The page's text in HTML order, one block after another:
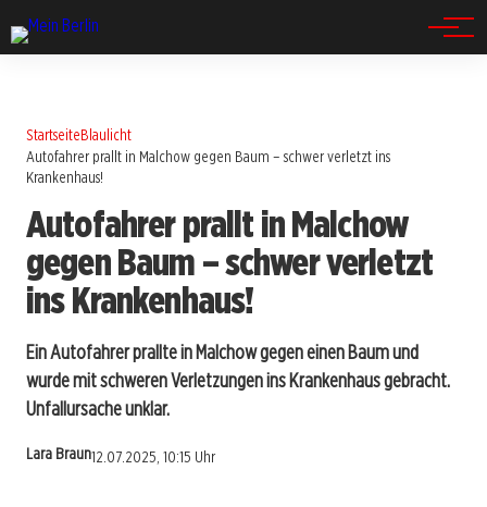
StartseiteBlaulicht
Autofahrer prallt in Malchow gegen Baum – schwer verletzt ins
Krankenhaus!
Autofahrer prallt in Malchow
gegen Baum – schwer verletzt
ins Krankenhaus!
Ein Autofahrer prallte in Malchow gegen einen Baum und
wurde mit schweren Verletzungen ins Krankenhaus gebracht.
Unfallursache unklar.
Lara Braun12.07.2025, 10:15 Uhr